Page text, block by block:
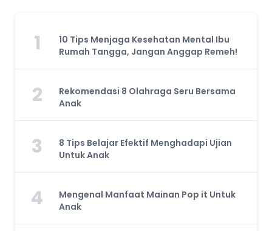
1
10 Tips Menjaga Kesehatan Mental Ibu
Rumah Tangga, Jangan Anggap Remeh!
2
Rekomendasi 8 Olahraga Seru Bersama
Anak
3
8 Tips Belajar Efektif Menghadapi Ujian
Untuk Anak
4
Mengenal Manfaat Mainan Pop it Untuk
Anak